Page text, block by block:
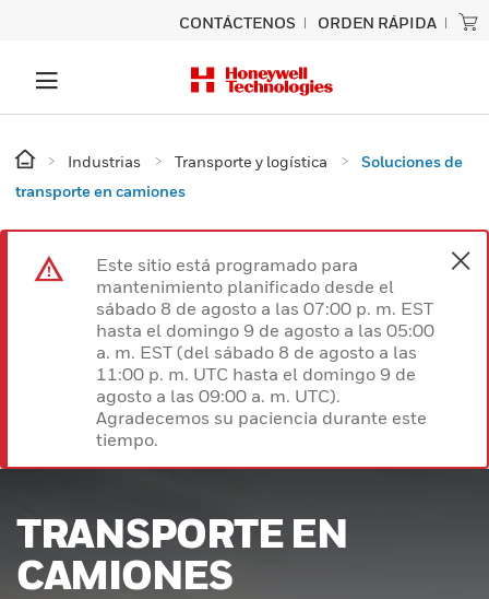
CONTÁCTENOS ORDEN RÁPIDA
Industrias Transporte y logística
Soluciones de
transporte en camiones
Este sitio está programado para
mantenimiento planificado desde el
sábado 8 de agosto a las 07:00 p. m. EST
hasta el domingo 9 de agosto a las 05:00
a. m. EST (del sábado 8 de agosto a las
11:00 p. m. UTC hasta el domingo 9 de
agosto a las 09:00 a. m. UTC).
Agradecemos su paciencia durante este
tiempo.
TRANSPORTE EN
CAMIONES